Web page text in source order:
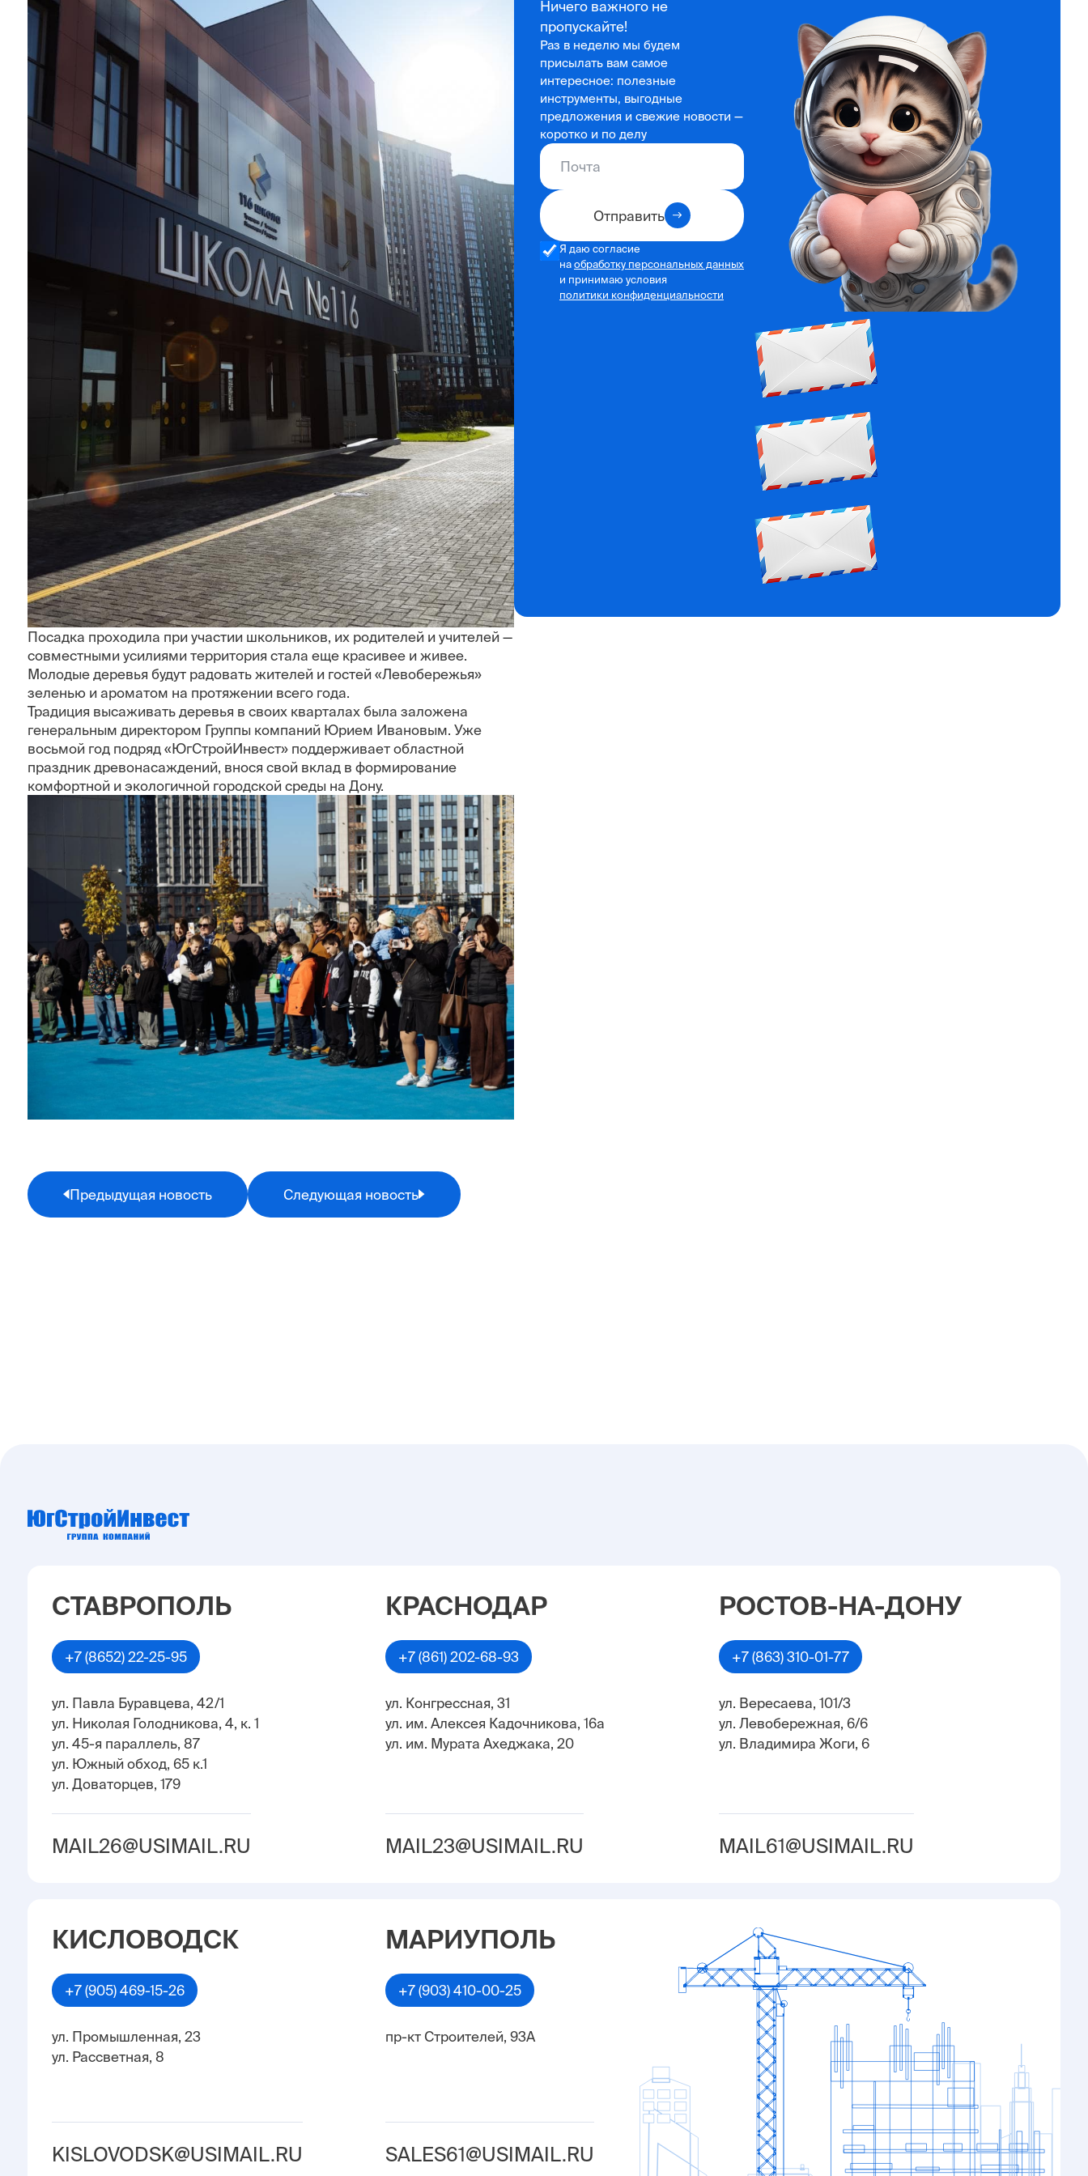
Посадка проходила при участии школьников, их родителей и учителей —
совместными усилиями территория стала еще красивее и живее.
Молодые деревья будут радовать жителей и гостей «Левобережья»
зеленью и ароматом на протяжении всего года.
Традиция высаживать деревья в своих кварталах была заложена
генеральным директором Группы компаний Юрием Ивановым. Уже
восьмой год подряд «ЮгСтройИнвест» поддерживает областной
праздник древонасаждений, внося свой вклад в формирование
комфортной и экологичной городской среды на Дону.
Предыдущая новость Следующая новость
Ничего важного не
пропускайте!
Раз в неделю мы будем
присылать вам самое
интересное: полезные
инструменты, выгодные
предложения и свежие новости —
коротко и по делу
Отправить
Я даю согласие
на обработку персональных данных
и принимаю условия
политики конфиденциальности
СТАВРОПОЛЬ
+7 (8652) 22-25-95
ул. Павла Буравцева, 42/1
ул. Николая Голодникова, 4, к. 1
ул. 45-я параллель, 87
ул. Южный обход, 65 к.1
ул. Доваторцев, 179
MAIL26@USIMAIL.RU
КРАСНОДАР
+7 (861) 202-68-93
ул. Конгрессная, 31
ул. им. Алексея Кадочникова, 16а
ул. им. Мурата Ахеджака, 20
MAIL23@USIMAIL.RU
РОСТОВ-НА-ДОНУ
+7 (863) 310-01-77
ул. Вересаева, 101/3
ул. Левобережная, 6/6
ул. Владимира Жоги, 6
MAIL61@USIMAIL.RU
КИСЛОВОДСК
+7 (905) 469-15-26
ул. Промышленная, 23
ул. Рассветная, 8
KISLOVODSK@USIMAIL.RU
МАРИУПОЛЬ
+7 (903) 410-00-25
пр-кт Строителей, 93А
SALES61@USIMAIL.RU